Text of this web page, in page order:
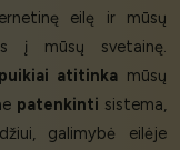
eilę ir mūsų
į mūsų svetainę.
atitinkamūsų
patenkinti sistema,
galimybė eilėje